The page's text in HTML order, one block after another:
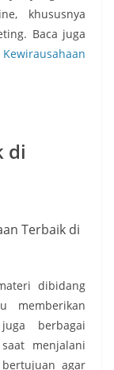
khususnya
Baca juga
di
dibidang
memberikan
berbagai
menjalani
agar